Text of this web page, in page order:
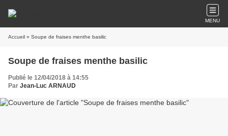
MENU
Accueil » Soupe de fraises menthe basilic
Soupe de fraises menthe basilic
Publié le 12/04/2018 à 14:55
Par Jean-Luc ARNAUD